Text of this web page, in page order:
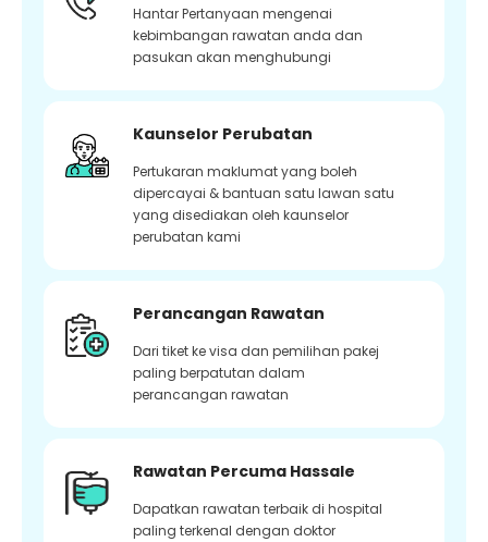
Hantar Pertanyaan mengenai
kebimbangan rawatan anda dan
pasukan akan menghubungi
Kaunselor Perubatan
Pertukaran maklumat yang boleh
dipercayai & bantuan satu lawan satu
yang disediakan oleh kaunselor
perubatan kami
Perancangan Rawatan
Dari tiket ke visa dan pemilihan pakej
paling berpatutan dalam
perancangan rawatan
Rawatan Percuma Hassale
Dapatkan rawatan terbaik di hospital
paling terkenal dengan doktor